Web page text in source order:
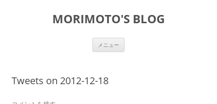
MORIMOTO'S BLOG
メニュー
Tweets on 2012-12-18